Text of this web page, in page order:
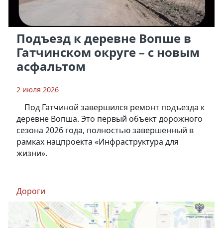
Подъезд к деревне Вопше в
Гатчинском округе – с новым
асфальтом
2 июля 2026
Под Гатчиной завершился ремонт подъезда к
деревне Вопша. Это первый объект дорожного
сезона 2026 года, полностью завершенный в
рамках нацпроекта «Инфраструктура для
жизни».
Дороги